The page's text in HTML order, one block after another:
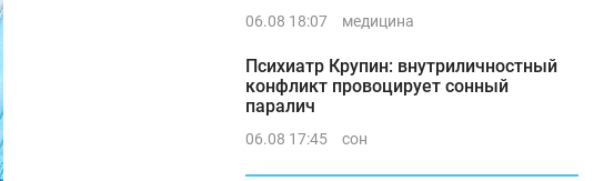
06.08 18:07 медицина
Психиатр Крупин: внутриличностный
конфликт провоцирует сонный
паралич
06.08 17:45 сон